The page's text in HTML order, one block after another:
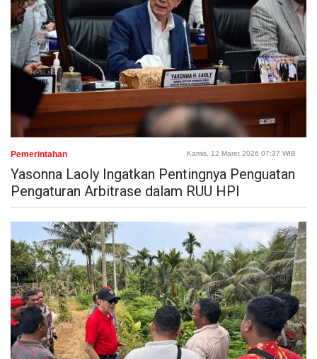
Pemerintahan Kamis, 12 Maret 2026 07:37 WIB
Yasonna Laoly Ingatkan Pentingnya Penguatan
Pengaturan Arbitrase dalam RUU HPI